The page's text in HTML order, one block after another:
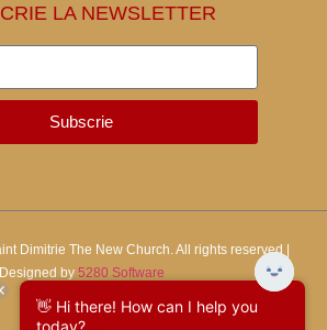
LA NEWSLETTER
Subscrie
Dimitrie The New Church.All rights reserved |
Designed by 5280 Software
👋 Hi there! How can I help you
today?